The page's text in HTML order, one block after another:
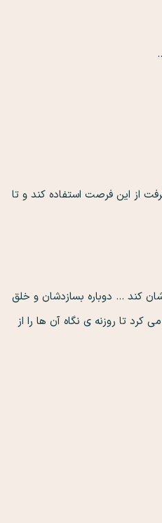
دور،
از این فرصت استفاده کند و تا
کند … دوباره بسازدشان و خلق
تا روزنه ی نگاه آن ها را از